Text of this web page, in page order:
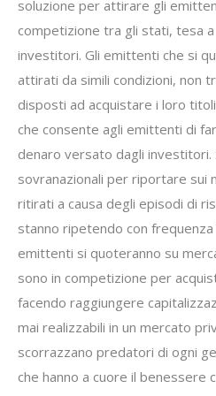
soluzione per attirare gli
competizione tra gli stati, tesa
investitori. Gli emittenti che si
attirati da simili condizioni, non
disposti ad acquistare i loro
che consente agli emittenti di
denaro versato dagli investitori.
sovranazionali per riportare sui
ritirati a causa degli episodi di
stanno ripetendo con frequenza
emittenti si quoteranno su
sono in competizione per
facendo raggiungere
mai realizzabili in un mercato
scorrazzano predatori di ogni
che hanno a cuore il benessere